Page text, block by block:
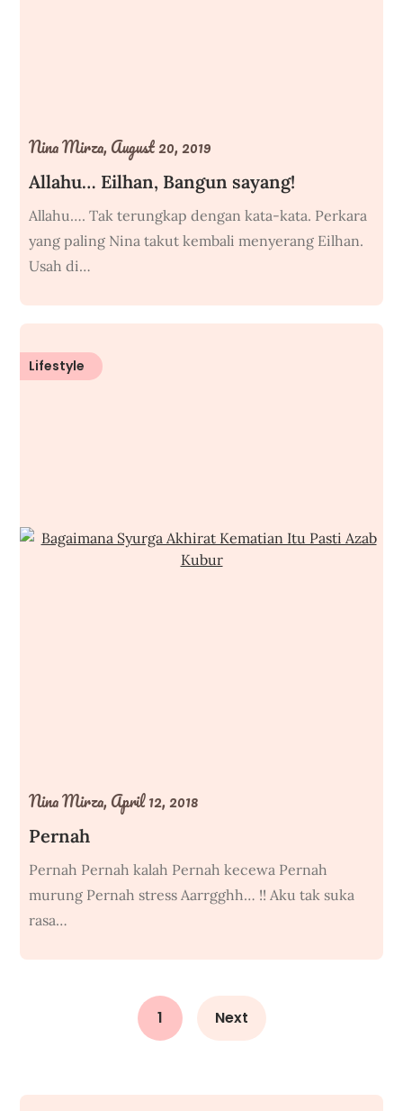
Allahu… Eilhan, Bangun sayang!
Nina Mirza, August 20, 2019
Allahu…. Tak terungkap dengan kata-kata. Perkara
yang paling Nina takut kembali menyerang Eilhan.
Usah di…
Lifestyle
Pernah
Nina Mirza, April 12, 2018
Pernah Pernah kalah Pernah kecewa Pernah
murung Pernah stress Aarrgghh… !! Aku tak suka
rasa…
1 Next